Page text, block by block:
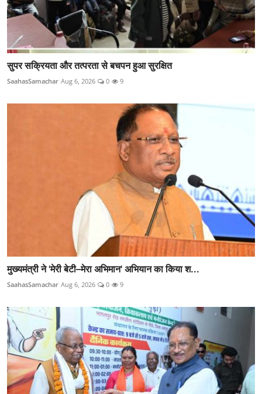
सुपर सक्रियता और तत्परता से बचपन हुआ सुरक्षित
SaahasSamachar Aug 6, 2026 0 9
मुख्यमंत्री ने 'मेरी बेटी–मेरा अभिमान' अभियान का किया श...
SaahasSamachar Aug 6, 2026 0 9